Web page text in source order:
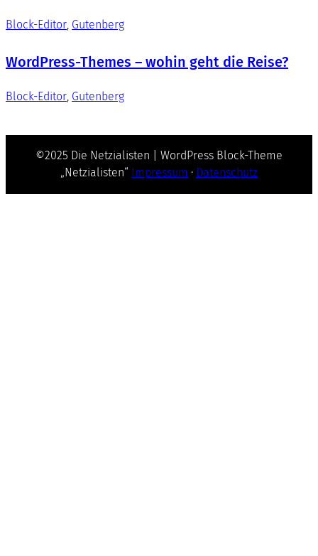
Block-Editor Gutenberg
WordPress-Themes – wohin geht die Reise?
Block-Editor Gutenberg
©2025 Die Netzialisten | WordPress Block-Theme
„Netzialisten“ Impressum · Datenschutz